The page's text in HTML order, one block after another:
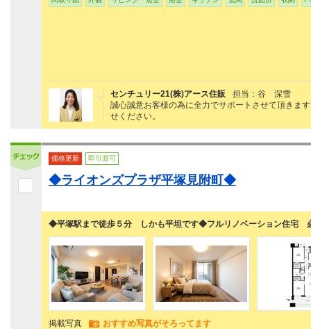
センチュリー21(株)アース住販
担当：谷 深雪
誠心誠意お客様の為に全力でサポートさせて頂きま
せください。
価格更新 即引渡可
◆ライオンズプラザ平塚見附町◆
◆平塚駅まで徒歩５分 しかも平坦です◆フルリノベーション住宅
掲載写真 おすすめ写真がそろってます